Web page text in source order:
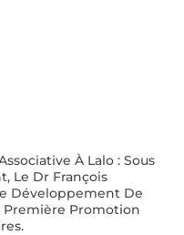
À Lalo : Sous
Le Dr François
Développement De
Première Promotion